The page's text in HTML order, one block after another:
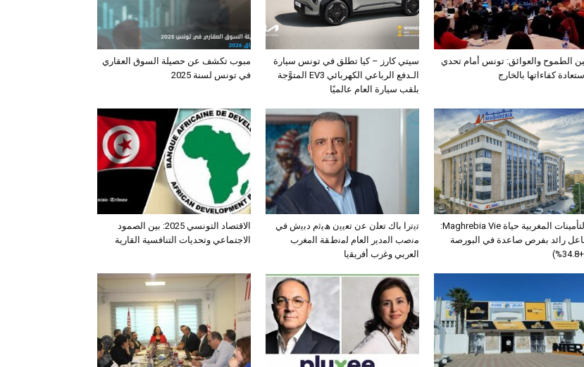
مبوب تكشف عن حصيلة السوق العقاري
في تونس لسنة 2025
سيتي كارز – كيا تطلق في تونس سيارة
الـدفع الرباعي الكهربائي EV3 المتوَّجة
بلقب سيارة العام عالميًا
الطموح والعوائق: تونس أمام تحدي
استعادة كفاءاتها بالخارج
الاقتصاد التونسي 2025: بين الصمود
الاجتماعي وتحديات التنافسية القارية
ﺗﯾﺗرا ﺑﺎك ﺗﻌﻠن ﻋن ﺗﻌﯾﯾن ھﯾﺛم دﺑﯾش ﻓﻲ
ﻣﻧﺻب اﻟﻣدﯾر اﻟﻌﺎم ﻟﻣﻧطﻘﺔ اﻟﻣﻐرب
اﻟﻌرﺑﻲ وﻏرب أﻓرﯾﻘﯾﺎ
التأمينات المغربية حياة Maghrebia Vie:
رائد بفرص صاعدة في البورصة